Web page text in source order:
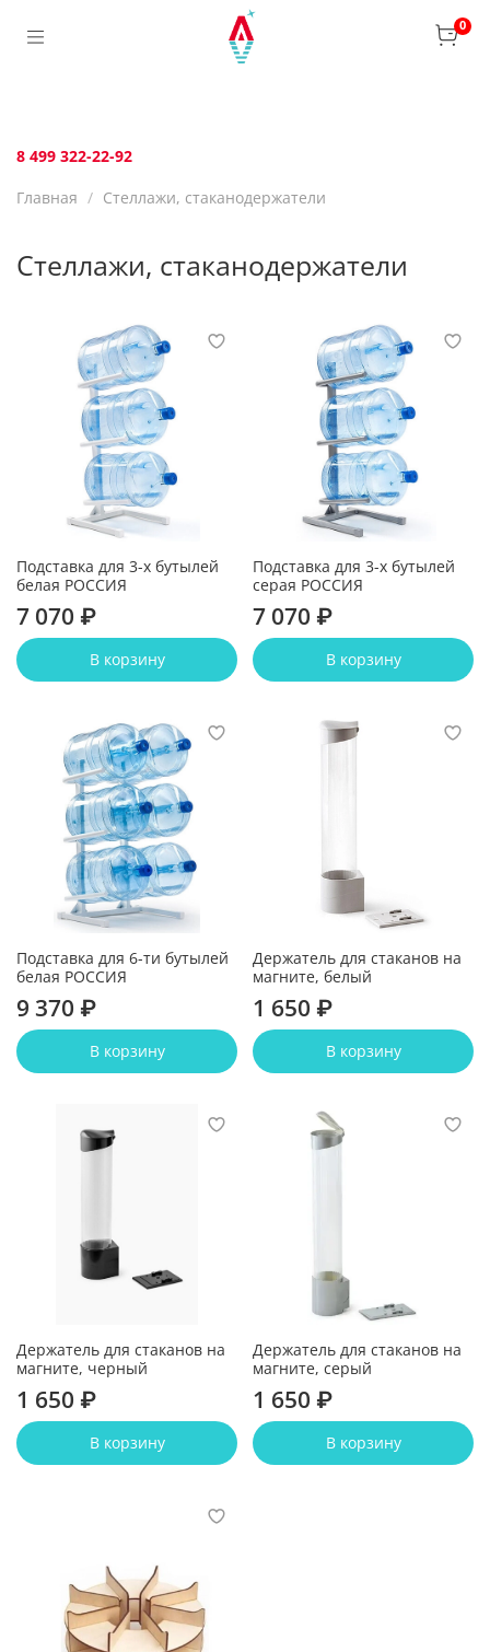
0
Главная Стеллажи, стаканодержатели
Стеллажи, стаканодержатели
Подставка для 3-х бутылей
белая РОССИЯ
7 070 ₽
В корзину
Подставка для 3-х бутылей
серая РОССИЯ
7 070 ₽
В корзину
Подставка для 6-ти бутылей
белая РОССИЯ
9 370 ₽
В корзину
Держатель для стаканов на
магните, белый
1 650 ₽
В корзину
Держатель для стаканов на
магните, черный
1 650 ₽
В корзину
Держатель для стаканов на
магните, серый
1 650 ₽
В корзину
8 499 322-22-92